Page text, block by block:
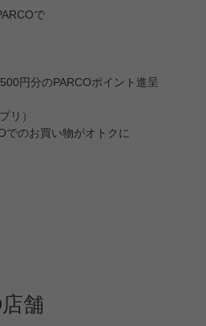
で
円分のPARCOポイント進呈
リ）
でのお買い物がオトクに
舗